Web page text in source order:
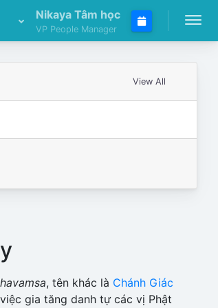
Nikaya Tâm học
VP People Manager
View All
, tên khác là Chánh Giác
gia tăng danh tự các vị Phật